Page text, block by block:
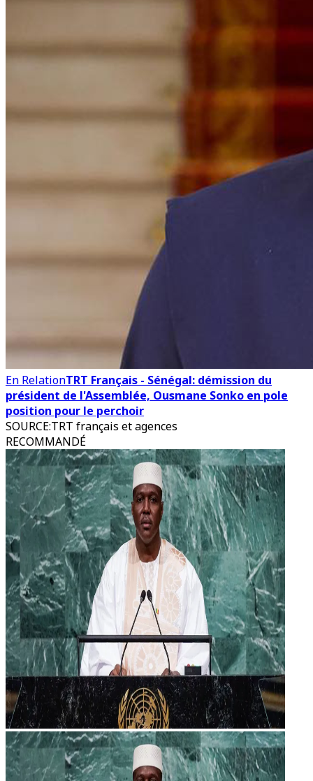
En RelationTRT Français - Sénégal: démission du
président de l'Assemblée, Ousmane Sonko en pole
position pour le perchoir
SOURCE:TRT français et agences
RECOMMANDÉ